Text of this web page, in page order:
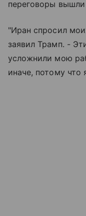
переговоры
"Иран спросил
заявил Трамп. -
усложнили мою
иначе, потому что